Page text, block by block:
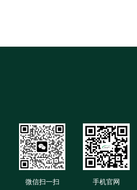
微信扫一扫 手机官网